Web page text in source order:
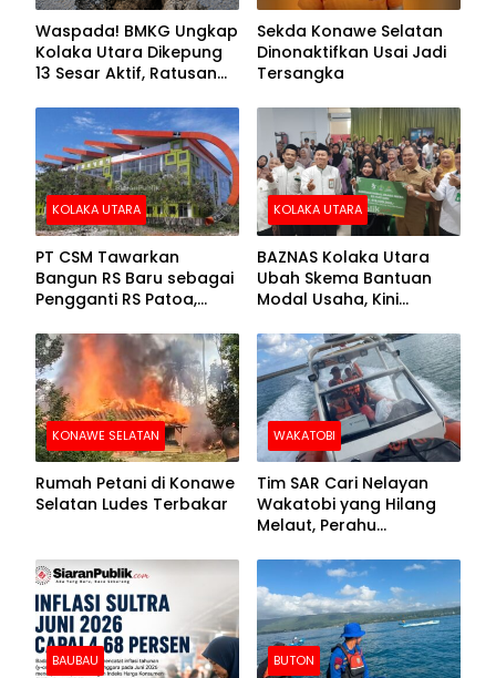
Waspada! BMKG Ungkap
Kolaka Utara Dikepung
13 Sesar Aktif, Ratusan
Sekda Konawe Selatan
Dinonaktifkan Usai Jadi
Tersangka
KOLAKA UTARA
PT CSM Tawarkan
Bangun RS Baru sebagai
Pengganti RS Patoa,
Kolut
KOLAKA UTARA
BAZNAS Kolaka Utara
Ubah Skema Bantuan
Modal Usaha, Kini
Barang Senilai Rp419,5
Juta
KONAWE SELATAN
Rumah Petani di Konawe
Selatan Ludes Terbakar
WAKATOBI
Tim SAR Cari Nelayan
Wakatobi yang Hilang
Melaut, Perahu
Kemasukan Air
BAUBAU BUTON